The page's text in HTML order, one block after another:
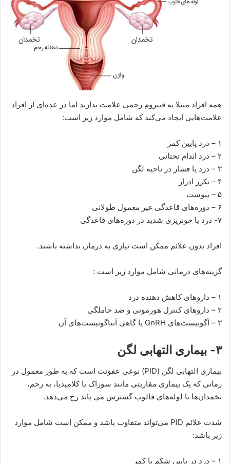
همه افراد مبتلا به فیبروم رحمی علامت ندارند اما در عده‌ای از افراد
علامت‌هایی ایجاد می‌کند که شامل موارد زیر است:
۱ – درد پایین کمر
۲ – درد اندام تحتانی
۳ – درد یا فشار در ناحیه لگن
۴ – تکرر ادرار
۵ – یبوست
۶ – دوره‌های قاعدگی غیر معمول طولانی
۷- درد یا خونریزی شدید در دوره‌های قاعدگی
افراد بدون علائم ممکن است نیازی به درمان نداشته باشند.
گزینه‌های درمانی شامل موارد زیر است :
۱ – داروهای کاهش دهنده درد
۲ – داروهای کنترل هورمونی و ضد حاملگی
۳ – آگونیست‌های GnRH یا گاهی آنتاگونیست‌های آن
۳- بیماری التهابی لگن
بیماری التهابی لگن (PID) نوعی عفونت است که به طور معمول در
زمانی که یک بیماری مقاربتی مانند سوزاک یا کلامیدیا، به رحم،
تخمدان‌ها یا لوله‌های فالوپ گسترش می یابد رخ می‌دهد.
شدت علائم PID می‌تواند متفاوت باشد و ممکن است شامل موارد
زیر باشد:
۱ – درد در پایین شکم یا کمر